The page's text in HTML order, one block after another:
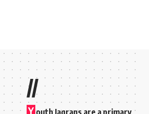
//
Y outh Jagrans are a primary